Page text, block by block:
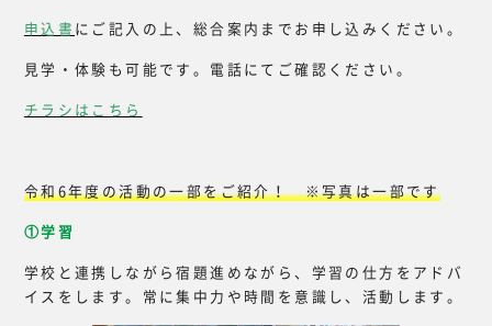
申込書 にご記入の上、総合案内までお申し込みください。
見学・体験も可能です。電話にてご確認ください。
チラシはこちら
令和6年度の活動の一部をご紹介！ ※写真は一部です
①学習
学校と連携しながら宿題進めながら、学習の仕方をアドバ
イスをします。常に集中力や時間を意識し、活動します。